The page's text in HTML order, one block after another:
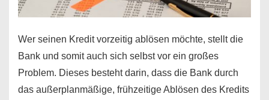
Wer seinen Kredit vorzeitig ablösen möchte, stellt die
Bank und somit auch sich selbst vor ein großes
Problem. Dieses besteht darin, dass die Bank durch
das außerplanmäßige, frühzeitige Ablösen des Kredits